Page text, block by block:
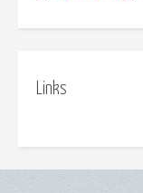
Links